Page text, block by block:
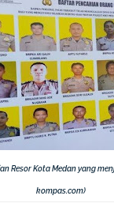
Resor Kota Medan yang
kompas.com)